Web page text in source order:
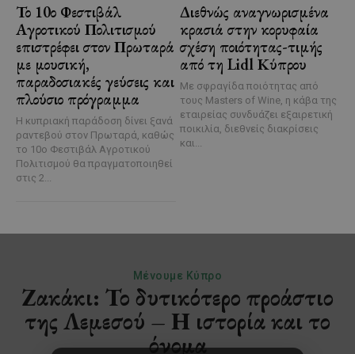
Το 10ο Φεστιβάλ
Αγροτικού Πολιτισμού
επιστρέφει στον Πρωταρά
με μουσική,
παραδοσιακές γεύσεις και
πλούσιο πρόγραμμα
Η κυπριακή παράδοση δίνει ξανά
ραντεβού στον Πρωταρά, καθώς
το 10ο Φεστιβάλ Αγροτικού
Πολιτισμού θα πραγματοποιηθεί
στις 2...
Διεθνώς αναγνωρισμένα
κρασιά στην κορυφαία
σχέση ποιότητας-τιμής
από τη Lidl Κύπρου
Με σφραγίδα ποιότητας από
τους Masters of Wine, η κάβα της
εταιρείας συνδυάζει εξαιρετική
ποικιλία, διεθνείς διακρίσεις
και...